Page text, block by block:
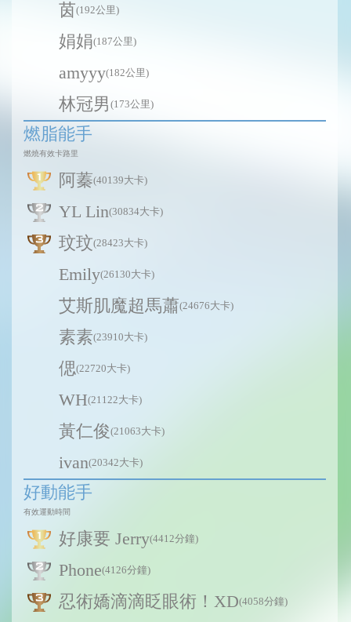
茵(192公里)
娟娟(187公里)
amyyy(182公里)
林冠男 (173公里)
燃脂能手
燃燒有效卡路里
阿蓁(40139大卡)
YL Lin(30834大卡)
玟玟(28423大卡)
Emily(26130大卡)
艾斯肌魔超馬蕭(24676大卡)
素素(23910大卡)
偲(22720大卡)
WH(21122大卡)
黃仁俊(21063大卡)
ivan(20342大卡)
好動能手
有效運動時間
好康要 Jerry(4412分鐘)
Phone(4126分鐘)
忍術嬌滴滴眨眼術！XD(4058分鐘)